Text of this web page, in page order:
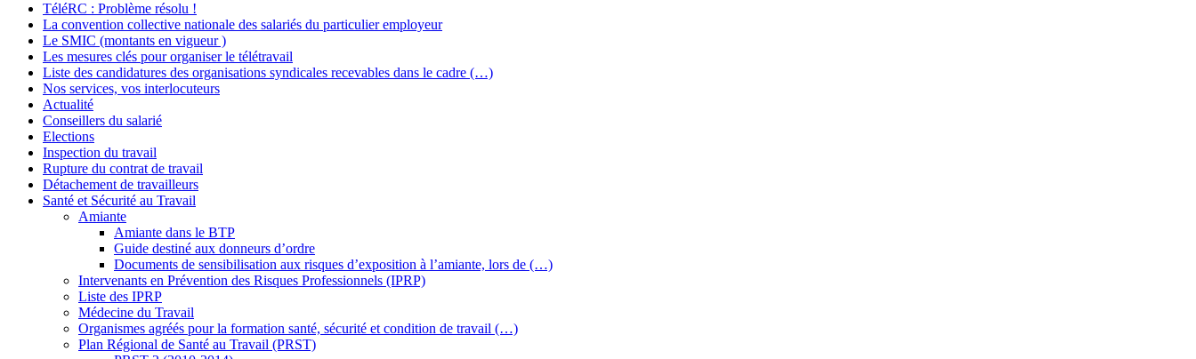
TéléRC : Problème résolu !
La convention collective nationale des salariés du particulier employeur
Le SMIC (montants en vigueur )
Les mesures clés pour organiser le télétravail
Liste des candidatures des organisations syndicales recevables dans le cadre (…)
Nos services, vos interlocuteurs
Actualité
Conseillers du salarié
Elections
Inspection du travail
Rupture du contrat de travail
Détachement de travailleurs
Santé et Sécurité au Travail
Amiante
Amiante dans le BTP
Guide destiné aux donneurs d’ordre
Documents de sensibilisation aux risques d’exposition à l’amiante, lors de (…)
Intervenants en Prévention des Risques Professionnels (IPRP)
Liste des IPRP
Médecine du Travail
Organismes agréés pour la formation santé, sécurité et condition de travail (…)
Plan Régional de Santé au Travail (PRST)